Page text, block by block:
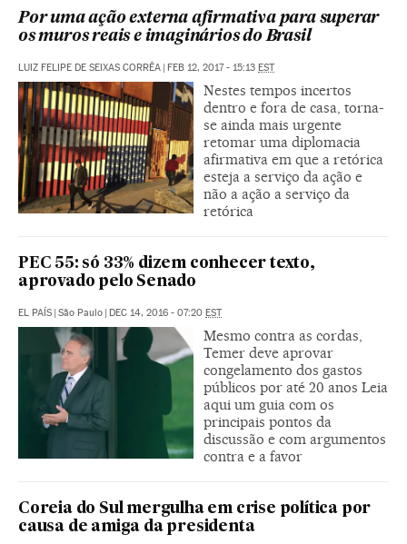
Por uma ação externa afirmativa para superar
os muros reais e imaginários do Brasil
LUIZ FELIPE DE SEIXAS CORRÊA | FEB 12, 2017 - 15:13 EST
Nestes tempos incertos
dentro e fora de casa, torna-
se ainda mais urgente
retomar uma diplomacia
afirmativa em que a retórica
esteja a serviço da ação e
não a ação a serviço da
retórica
PEC 55: só 33% dizem conhecer texto,
aprovado pelo Senado
EL PAÍS | São Paulo | DEC 14, 2016 - 07:20 EST
Mesmo contra as cordas,
Temer deve aprovar
congelamento dos gastos
públicos por até 20 anos Leia
aqui um guia com os
principais pontos da
discussão e com argumentos
contra e a favor
Coreia do Sul mergulha em crise política por
causa de amiga da presidenta